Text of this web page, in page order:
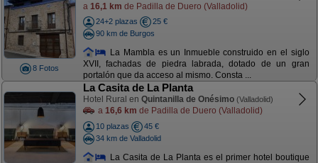
8 Fotos
a 16,1 km de Padilla de Duero (Valladolid)
24+2 plazas
25 €
90 km de Burgos
La Mambla es un Inmueble construido en el siglo
XVII, fachadas de piedra labrada, dotado de un gran
portalón que da acceso al mismo. Consta ...
La Casita de La Planta
Hotel Rural en Quintanilla de Onésimo (Valladolid)
a 16,6 km de Padilla de Duero (Valladolid)
10 plazas
45 €
34 km de Valladolid
La Casita de La Planta es el primer hotel boutique